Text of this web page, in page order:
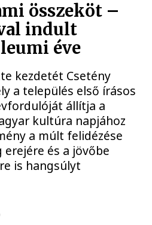
összeköt –
indult
éve
kezdetét Csetény
a település első írásos
állítja a
kultúra napjához
a múlt felidézése
és a jövőbe
is hangsúlyt